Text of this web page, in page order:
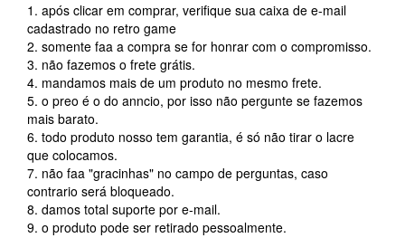
1. após clicar em comprar, verifique sua caixa de e-mail
cadastrado no retro game
2. somente faa a compra se for honrar com o compromisso.
3. não fazemos o frete grátis.
4. mandamos mais de um produto no mesmo frete.
5. o preo é o do anncio, por isso não pergunte se fazemos
mais barato.
6. todo produto nosso tem garantia, é só não tirar o lacre
que colocamos.
7. não faa "gracinhas" no campo de perguntas, caso
contrario será bloqueado.
8. damos total suporte por e-mail.
9. o produto pode ser retirado pessoalmente.